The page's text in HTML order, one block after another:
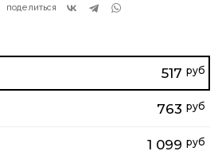
поделиться
517 руб
763 руб
1 099 руб